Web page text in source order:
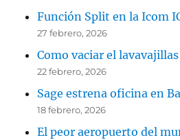
Función Split en la Icom
27 febrero, 2026
Como vaciar el
22 febrero, 2026
Sage estrena oficina en
18 febrero, 2026
El peor aeropuerto del